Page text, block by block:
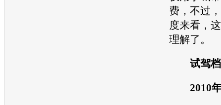
费，不过
度来看，
理解了。
试驾
2010年